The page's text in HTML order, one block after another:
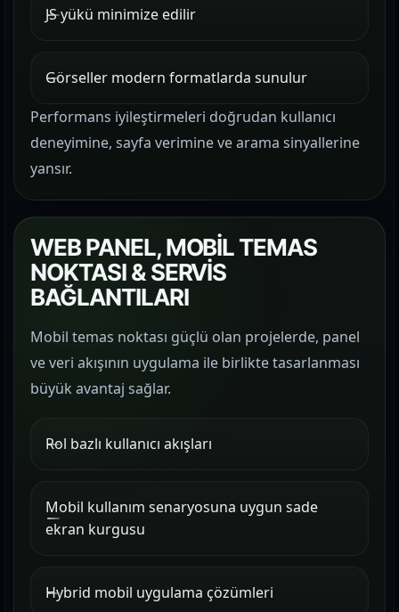
JS yükü minimize edilir
Görseller modern formatlarda sunulur
Performans iyileştirmeleri doğrudan kullanıcı
deneyimine, sayfa verimine ve arama sinyallerine
yansır.
WEB PANEL, MOBİL TEMAS
NOKTASI & SERVİS
BAĞLANTILARI
Mobil temas noktası güçlü olan projelerde, panel
ve veri akışının uygulama ile birlikte tasarlanması
büyük avantaj sağlar.
Rol bazlı kullanıcı akışları
Mobil kullanım senaryosuna uygun sade
ekran kurgusu
Hybrid mobil uygulama çözümleri